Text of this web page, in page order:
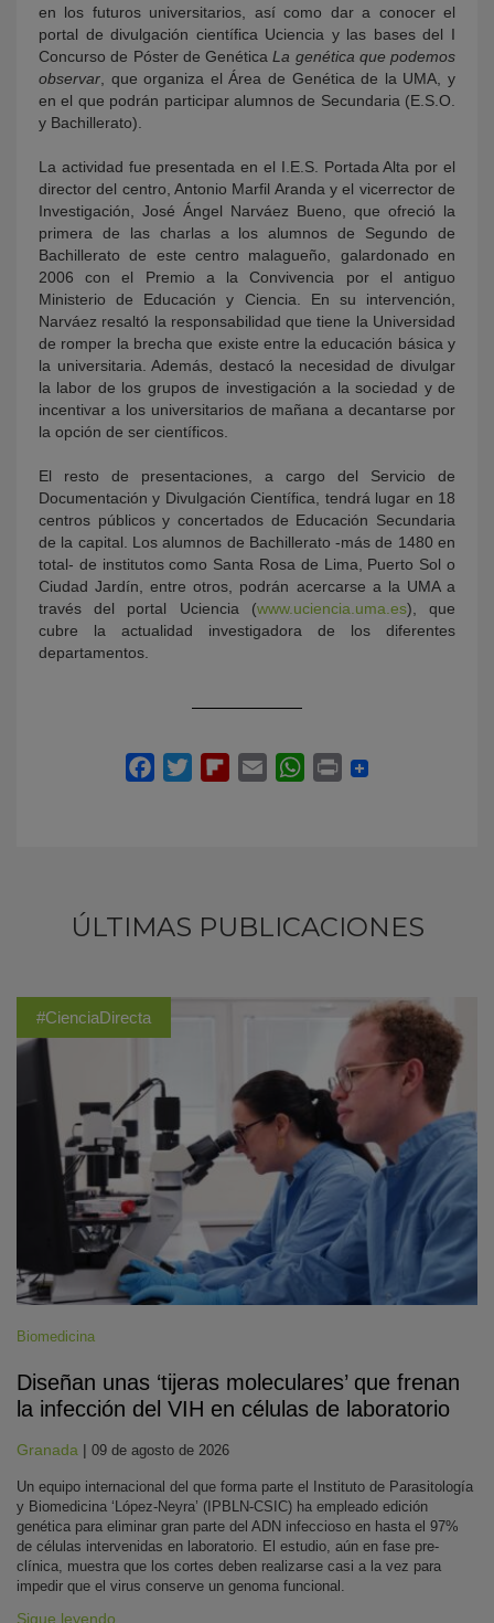
en los futuros universitarios, así como dar a conocer el
portal de divulgación científica Uciencia y las bases del I
Concurso de Póster de GenéticaLa genética que podemos
observar , que organiza el Área de Genética de la UMA, y
en el que podrán participar alumnos de Secundaria (E.S.O.
y Bachillerato).
La actividad fue presentada en el I.E.S. Portada Alta por el
director del centro, Antonio Marfil Aranda y el vicerrector de
Investigación, José Ángel Narváez Bueno, que ofreció la
primera de las charlas a los alumnos de Segundo de
Bachillerato de este centro malagueño, galardonado en
2006 con el Premio a la Convivencia por el antiguo
Ministerio de Educación y Ciencia. En su intervención,
Narváez resaltó la responsabilidad que tiene la Universidad
de romper la brecha que existe entre la educación básica y
la universitaria. Además, destacó la necesidad de divulgar
la labor de los grupos de investigación a la sociedad y de
incentivar a los universitarios de mañana a decantarse por
la opción de ser científicos.
El resto de presentaciones, a cargo del Servicio de
Documentación y Divulgación Científica, tendrá lugar en 18
centros públicos y concertados de Educación Secundaria
de la capital. Los alumnos de Bachillerato -más de 1480 en
total- de institutos como Santa Rosa de Lima, Puerto Sol o
Ciudad Jardín, entre otros, podrán acercarse a la UMA a
través del portal Uciencia (www.uciencia.uma.es), que
cubre la actualidad investigadora de los diferentes
departamentos.
ÚLTIMAS PUBLICACIONES
#CienciaDirecta
Biomedicina
Diseñan unas ‘tijeras moleculares’ que frenan
la infección del VIH en células de laboratorio
Granada | 09 de agosto de 2026
Un equipo internacional del que forma parte el Instituto de Parasitología
y Biomedicina ‘López-Neyra’ (IPBLN-CSIC) ha empleado edición
genética para eliminar gran parte del ADN infeccioso en hasta el 97%
de células intervenidas en laboratorio. El estudio, aún en fase pre-
clínica, muestra que los cortes deben realizarse casi a la vez para
impedir que el virus conserve un genoma funcional.
Sigue leyendo